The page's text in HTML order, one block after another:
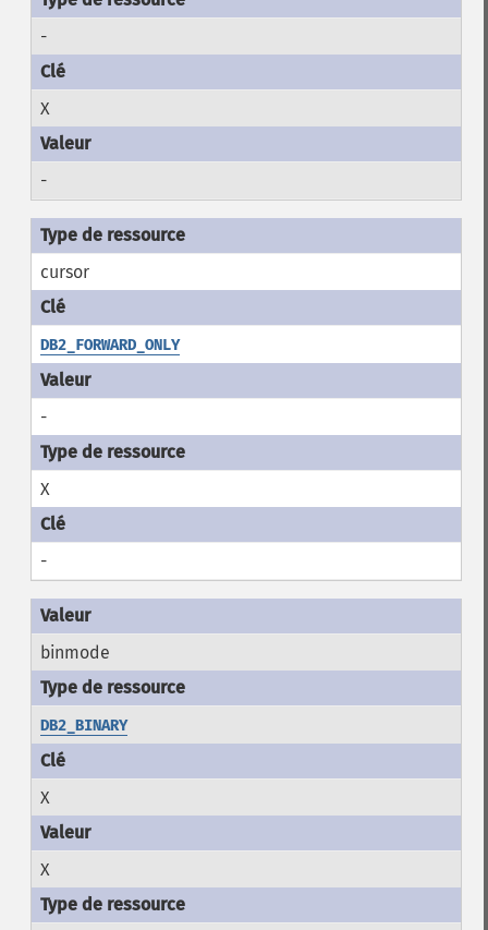
-
X
-
cursor
DB2_FORWARD_ONLY
-
X
-
binmode
DB2_BINARY
X
X